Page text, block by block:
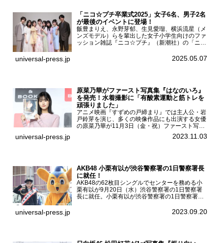
「ニコ☆プチ卒業式2025」女子6名、男子2名
が最後のイベントに登場！
飯豊まりえ、永野芽郁、生見愛瑠、横浜流星（メ
ンズモデル）らを輩出した女子小学生向けのファ
ッション雑誌『ニコ☆プチ』（新潮社）の「ニコ
モード学園コクーンタワーで開催され、卒業モデ
universal-press.jp 2025.05.07
原菜乃華がファースト写真集『はなのいろ』
を発売！水着撮影に「有酸素運動と筋トレを
頑張りました」
アニメ映画『すずめの戸締まり』では主人公・岩
戸鈴芽を演じ、多くの映像作品にも出演する女優
の原菜乃華が11月3日（金・祝）ファースト写真
集『はなのいろ』発売記念イベントを
HMV&BOOKS SHIBUYAで開催した。原菜乃華フ
universal-press.jp 2023.11.03
AKB48 小栗有以が渋谷警察署の1日警察署長
に就任！
AKB48の62枚目シングルでセンターを務める小
栗有以が9月20日（水）渋谷警察署の1日警察署
長に就任。小栗有以が渋谷警察署の1日警察署長
での10日間実施される令和5年 秋の全国交通安全
universal-press.jp 2023.09.20